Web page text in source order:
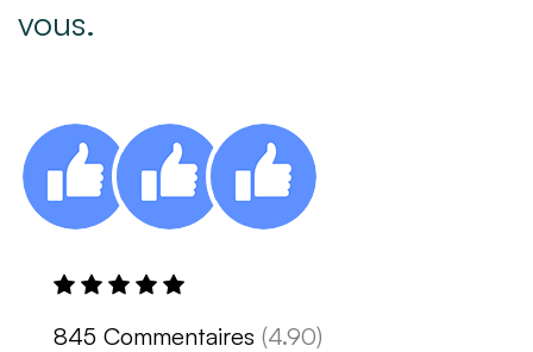
vous.
845 Commentaires (4.90)